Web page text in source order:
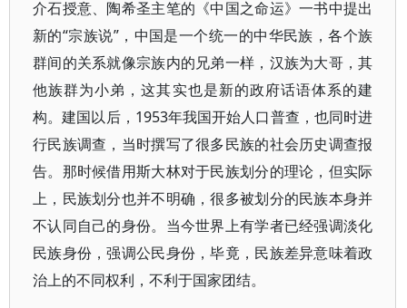
介石授意、陶希圣主笔的《中国之命运》一书中提出
新的“宗族说”，中国是一个统一的中华民族，各个族
群间的关系就像宗族内的兄弟一样，汉族为大哥，其
他族群为小弟，这其实也是新的政府话语体系的建
构。建国以后，1953年我国开始人口普查，也同时进
行民族调查，当时撰写了很多民族的社会历史调查报
告。那时候借用斯大林对于民族划分的理论，但实际
上，民族划分也并不明确，很多被划分的民族本身并
不认同自己的身份。当今世界上有学者已经强调淡化
民族身份，强调公民身份，毕竟，民族差异意味着政
治上的不同权利，不利于国家团结。